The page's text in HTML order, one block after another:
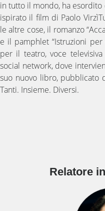
in tutto il mondo, ha
ispirato il film di Paolo
le altre cose, il romanzo
e il pamphlet “Istruzioni per
per il teatro, voce
social network, dove
suo nuovo libro, pubblicato
Tanti. Insieme. Diversi.
Relatore